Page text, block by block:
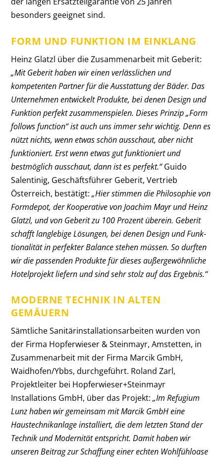
besonders geeignet sind.
FORM UND FUNKTION IM EINKLANG
Heinz Glatzl über die Zusammenarbeit mit Geberit:
„Mit Geberit haben wir einen verlässlichen und
kompetenten Partner für die Ausstattung der Bäder. Das
Unternehmen entwickelt Produkte, bei denen Design und
Funk­tion perfekt zusammenspielen. Dieses Prinzip „Form
follows function“ ist auch uns immer sehr wichtig. Denn es
nützt nichts, wenn etwas schön ausschaut, aber nicht
funktioniert. Erst wenn etwas gut funktioniert und
bestmöglich ausschaut, dann ist es perfekt.“Guido
Salen­tinig, Geschäftsführer Geberit, Vertrieb
Österreich, bestätigt:„Hier stimmen die Philosophie von
Formdepot, der Kooperative von Joachim Mayr und Heinz
Glatzl, und von Geberit zu 100 Prozent überein. Geberit
schafft langle­bige Lösungen, bei denen Design und Funk­
tionalität in perfekter Balance stehen müssen. So durften
wir die passenden Produkte für dieses außergewöhnliche
Hotelprojekt liefern und sind sehr stolz auf das Ergebnis.“
MODERNE TECHNIK IN ALTEN
GEMÄUERN
Sämtliche Sanitärinstallationsarbeiten ­wurden von
der Firma Hopferwieser & Steinmayr, Amstetten, in
Zusammenarbeit mit der Firma Marcik GmbH,
Waidhofen/Ybbs, durchgeführt. Roland Zarl,
Projektleiter bei Hopferwieser+Steinmayr
Installations GmbH, über das Projekt:„Im Refugium
Lunz haben wir gemeinsam mit Marcik GmbH eine
Haustechnikanlage installiert, die dem letzten Stand der
Technik und Modernität entspricht. Damit haben wir
unseren Beitrag zur Schaffung einer echten Wohlfühloase